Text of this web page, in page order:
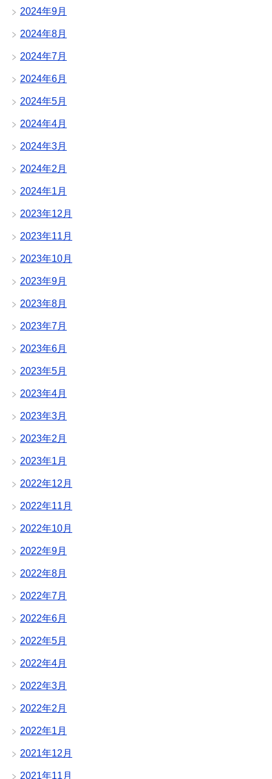
2024年9月
2024年8月
2024年7月
2024年6月
2024年5月
2024年4月
2024年3月
2024年2月
2024年1月
2023年12月
2023年11月
2023年10月
2023年9月
2023年8月
2023年7月
2023年6月
2023年5月
2023年4月
2023年3月
2023年2月
2023年1月
2022年12月
2022年11月
2022年10月
2022年9月
2022年8月
2022年7月
2022年6月
2022年5月
2022年4月
2022年3月
2022年2月
2022年1月
2021年12月
2021年11月